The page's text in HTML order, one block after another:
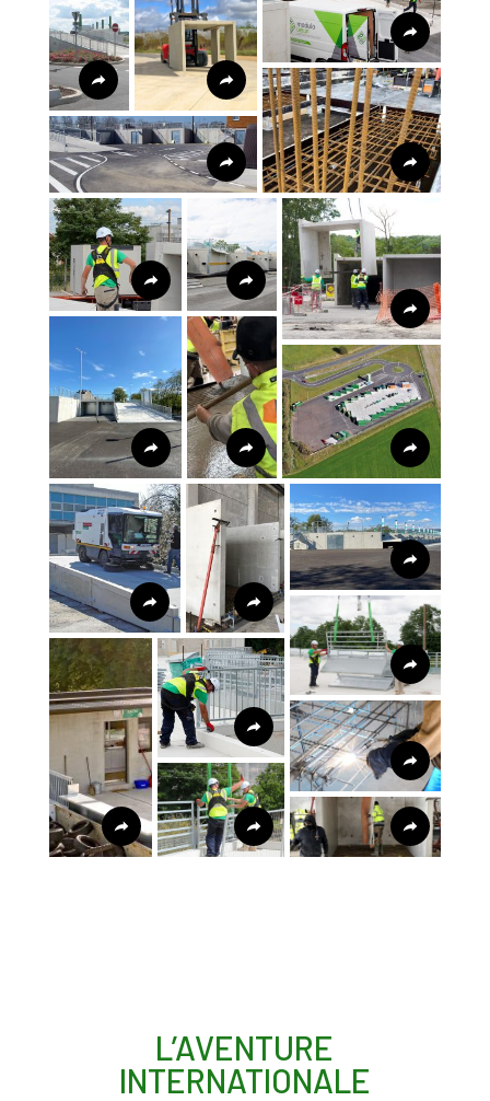
L’AVENTURE
INTERNATIONALE